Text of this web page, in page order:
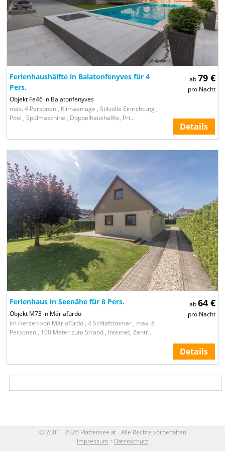
ab79 €
pro Nacht
Ferienhaushälfte in Balatonfenyves für 4
Pers.
Objekt Fe46 in Balatonfenyves
max. 4 Personen , Klimaanlage , Stilvolle Einrichtung ,
Pool , Spülmaschine , Doppelhaushälfte, Pri...
Details
ab64 €
pro Nacht
Ferienhaus in Seenähe für 8 Pers.
Objekt M73 in Máriafürdö
im Herzen von Máriafürdö , 4 Schlafzimmer , max. 8
Personen , 100 Meter zum Strand , Internet, Zentr...
Details
© 2001 - 2026 Plattensee.at - Alle Rechte vorbehalten
Impressum • Datenschutz